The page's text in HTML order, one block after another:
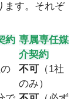
ます。それぞ
約 専属専任媒
介契約
不可（1社
のみ）